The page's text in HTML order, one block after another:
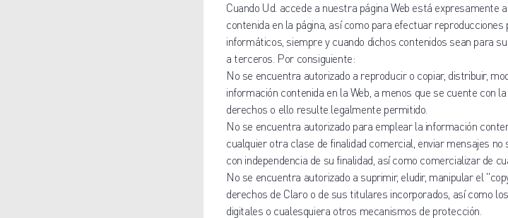
Cuando Ud. accede a nuestra página Web está expresamente
contenida en la página, así como para efectuar
informáticos, siempre y cuando dichos contenidos sean para
a terceros. Por consiguiente:
No se encuentra autorizado a reproducir o copiar, distribuir,
información contenida en la Web, a menos que se cuente con
derechos o ello resulte legalmente permitido.
No se encuentra autorizado para emplear la información
cualquier otra clase de finalidad comercial, enviar mensajes
con independencia de su finalidad, así como comercializar de
No se encuentra autorizado a suprimir, eludir, manipular el
derechos de Claro o de sus titulares incorporados, así como
digitales o cualesquiera otros mecanismos de protección.